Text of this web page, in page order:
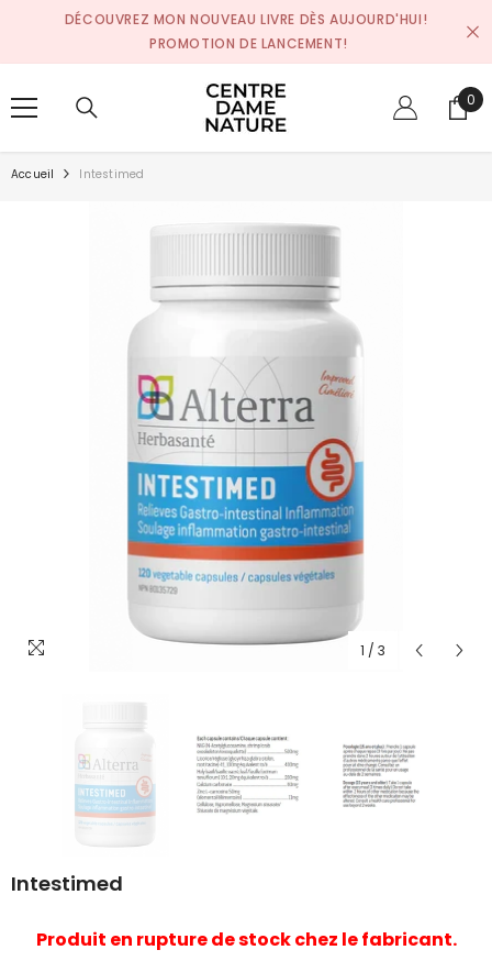
SKIP TO CONTENT
DÉCOUVREZ MON NOUVEAU LIVRE DÈS AUJOURD'HUI!
PROMOTION DE LANCEMENT!
0
0
Accueil Intestimed
1 / 3
Intestimed
Produit en rupture de stock chez le fabricant.